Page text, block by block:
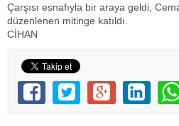
Çarşısı esnafıyla bir araya geldi,
düzenlenen mitinge katıldı.
CİHAN